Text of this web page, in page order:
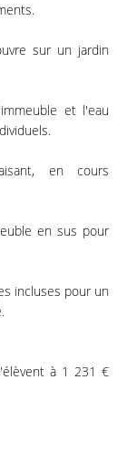
sur un jardin
et l'eau
en cours
en sus pour
incluses pour un
à 1 231 €